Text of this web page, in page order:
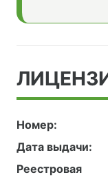
Номер:
Дата выдачи:
Реестровая